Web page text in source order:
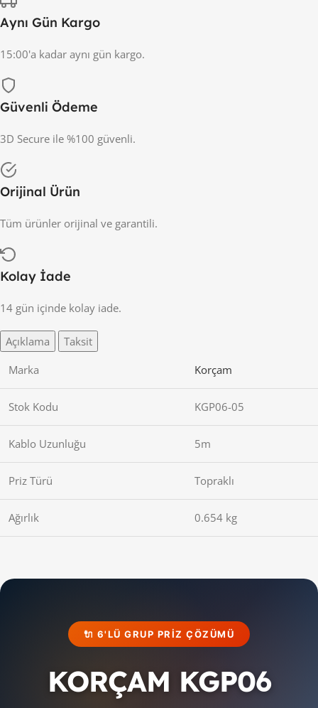
Aynı Gün Kargo
15:00'a kadar aynı gün kargo.
Güvenli Ödeme
3D Secure ile %100 güvenli.
Orijinal Ürün
Tüm ürünler orijinal ve garantili.
Kolay İade
14 gün içinde kolay iade.
Açıklama
Taksit
Marka
Korçam
Stok Kodu KGP06-05
Kablo Uzunluğu 5m
Priz Türü Topraklı
Ağırlık 0.654 kg
🔌 6'LÜ GRUP PRIZ ÇÖZÜMÜ
KORÇAM KGP06